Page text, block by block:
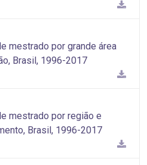
mestrado por grande área
Brasil, 1996-2017
mestrado por região e
Brasil, 1996-2017